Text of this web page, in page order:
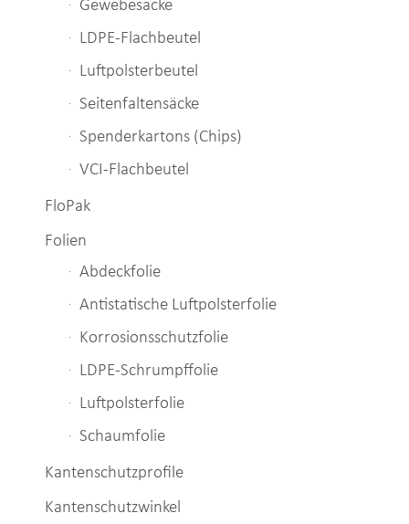
Gewebesäcke
LDPE-Flachbeutel
Luftpolsterbeutel
Seitenfaltensäcke
Spenderkartons (Chips)
VCI-Flachbeutel
FloPak
Folien
Abdeckfolie
Antistatische Luftpolsterfolie
Korrosionsschutzfolie
LDPE-Schrumpffolie
Luftpolsterfolie
Schaumfolie
Kantenschutzprofile
Kantenschutzwinkel